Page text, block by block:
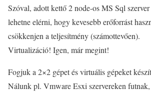
Szóval, adott kettő 2 node-os MS Sql
lehetne elérni, hogy kevesebb erőforrást
csökkenjen a teljesítmény (számottevően).
Virtualizáció! Igen, már megint!
Fogjuk a 2×2 gépet és virtuális gépeket
Nálunk pl. Vmware Esxi szervereken